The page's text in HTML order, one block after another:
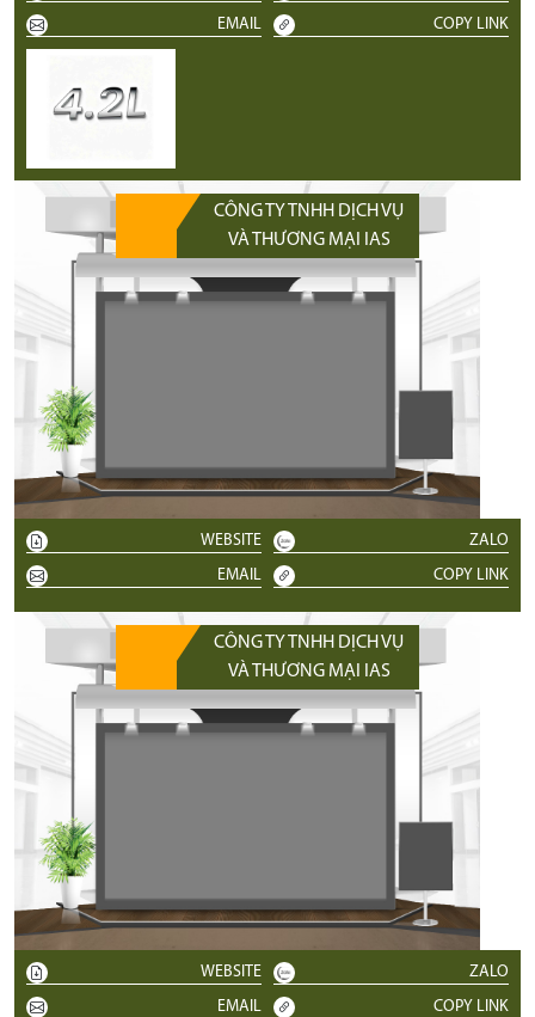
EMAIL
COPY LINK
CÔNG TY TNHH DỊCH VỤ
VÀ THƯƠNG MẠI IAS
WEBSITE
ZALO
EMAIL
COPY LINK
CÔNG TY TNHH DỊCH VỤ
VÀ THƯƠNG MẠI IAS
WEBSITE
ZALO
EMAIL
COPY LINK